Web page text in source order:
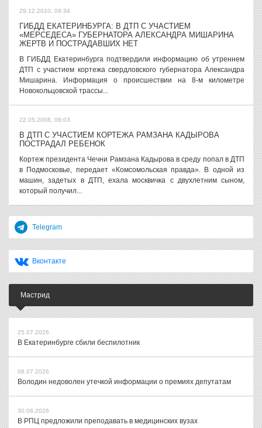
29.12.2010, 09:34
ГИБДД ЕКАТЕРИНБУРГА: В ДТП С УЧАСТИЕМ
«МЕРСЕДЕСА» ГУБЕРНАТОРА АЛЕКСАНДРА МИШАРИНА
ЖЕРТВ И ПОСТРАДАВШИХ НЕТ
В ГИБДД Екатеринбурга подтвердили информацию об утреннем
ДТП с участием кортежа свердловского губернатора Александра
Мишарина. Информация о происшествии на 8-м километре
Новокольцовской трассы...
22.05.2008, 08:03
В ДТП С УЧАСТИЕМ КОРТЕЖА РАМЗАНА КАДЫРОВА
ПОСТРАДАЛ РЕБЕНОК
Кортеж президента Чечни Рамзана Кадырова в среду попал в ДТП
в Подмосковье, передает «Комсомольская правда». В одной из
машин, задетых в ДТП, ехала москвичка с двухлетним сыном,
который получил...
Telegram
Вконтакте
Мастрид
25.07.2026
В Екатеринбурге сбили беспилотник
08.07.2026
Володин недоволен утечкой информации о премиях депутатам
30.06.2026
В РПЦ предложили преподавать в медицинских вузах